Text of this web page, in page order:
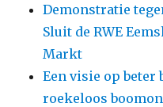
Demonstratie
Sluit de RWE
Markt
Een visie op
roekeloos